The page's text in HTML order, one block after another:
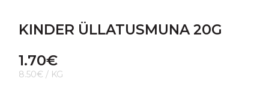
KINDER ÜLLATUSMUNA 20G
1.70€
8.50€ / KG